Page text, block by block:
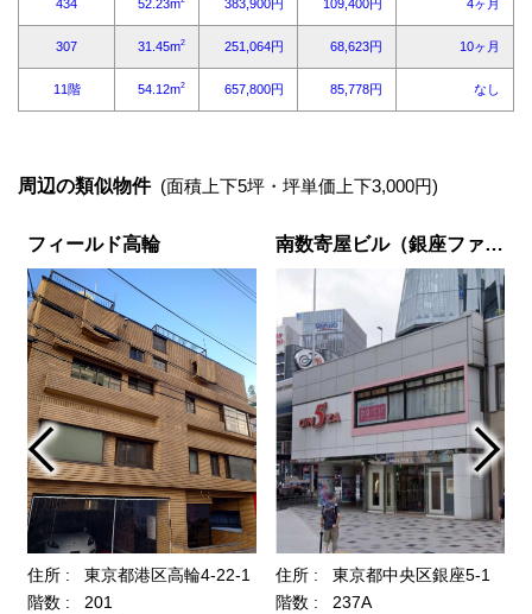
周辺の類似物件 (面積上下5坪・坪単価上下3,000円)